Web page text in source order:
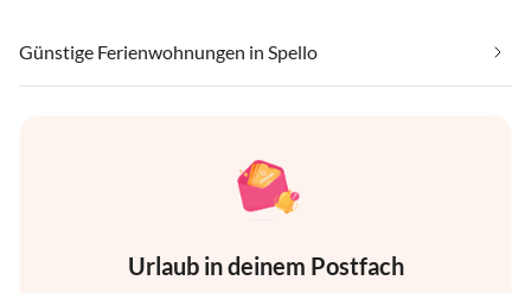
Günstige Ferienwohnungen in Spello
Urlaub in deinem Postfach